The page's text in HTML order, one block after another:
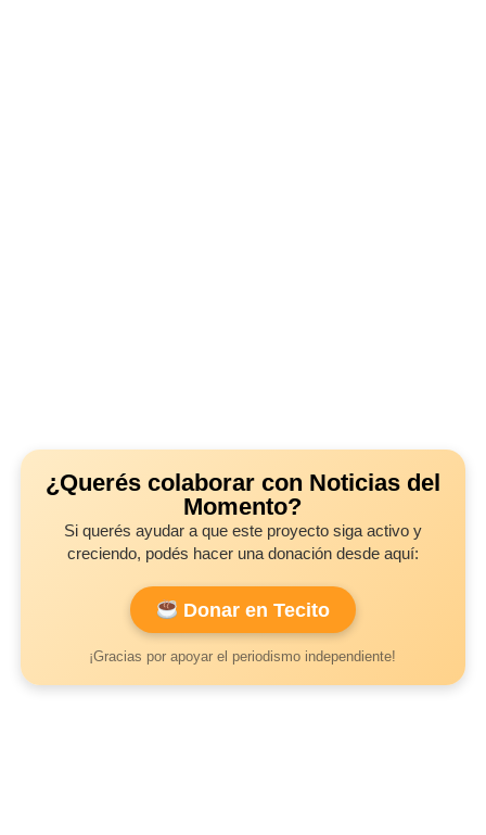
¿Querés colaborar con Noticias del
Momento?
Si querés ayudar a que este proyecto siga activo y
creciendo, podés hacer una donación desde aquí:
Donar en Tecito
¡Gracias por apoyar el periodismo independiente!